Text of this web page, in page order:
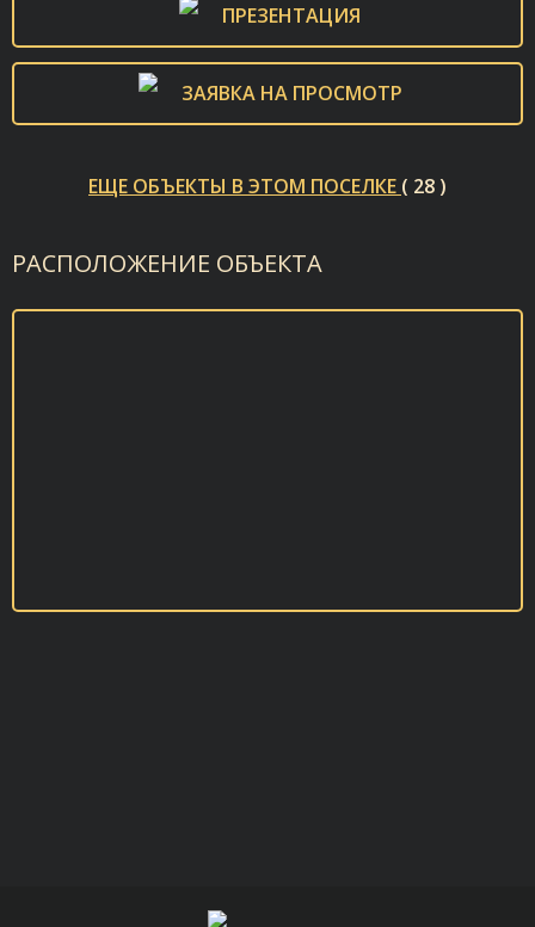
ПРЕЗЕНТАЦИЯ
ЗАЯВКА НА ПРОСМОТР
ЕЩЕ ОБЪЕКТЫ В ЭТОМ ПОСЕЛКЕ ( 28 )
РАСПОЛОЖЕНИЕ ОБЪЕКТА